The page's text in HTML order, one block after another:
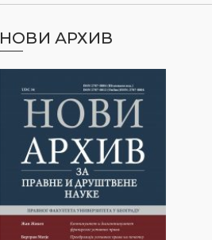
НОВИ АРХИВ